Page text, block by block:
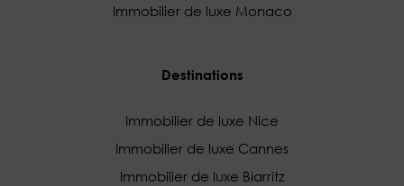
Immobilier de luxe Monaco
Destinations
Immobilier de luxe Nice
Immobilier de luxe Cannes
Immobilier de luxe Biarritz